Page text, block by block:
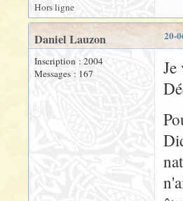
Hors ligne
20-
Daniel Lauzon
Inscription : 2004
Messages : 167
Je